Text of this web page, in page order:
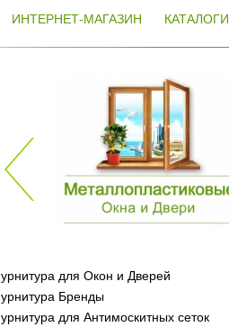
ИНТЕРНЕТ-МАГАЗИН КАТАЛОГИ
для Окон и Дверей
Бренды
для Антимоскитных сеток